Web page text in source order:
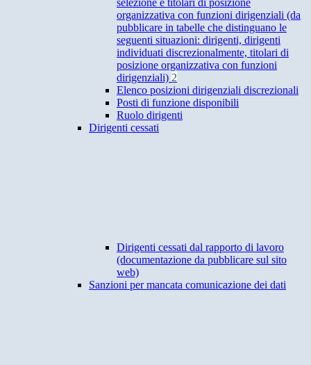
selezione e titolari di posizione
organizzativa con funzioni dirigenziali (da
pubblicare in tabelle che distinguano le
seguenti situazioni: dirigenti, dirigenti
individuati discrezionalmente, titolari di
posizione organizzativa con funzioni
dirigenziali) 2
Elenco posizioni dirigenziali discrezionali
Posti di funzione disponibili
Ruolo dirigenti
Dirigenti cessati
Dirigenti cessati dal rapporto di lavoro
(documentazione da pubblicare sul sito
web)
Sanzioni per mancata comunicazione dei dati